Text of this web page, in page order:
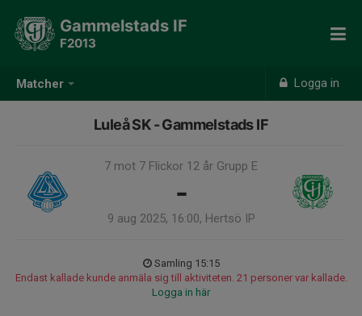
Matcher Logga in
Gammelstads IF
F2013
Luleå SK - Gammelstads IF
7 mot 7 Flickor 12 år Grupp E
-
9 aug 2025, 16:00, Hertsö IP
Samling 15:15
Endast kallade kunde anmäla sig till aktiviteten. 21 personer var kallade.
Logga in här